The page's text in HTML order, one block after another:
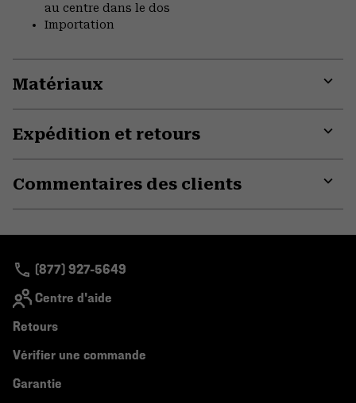
au centre dans le dos
Importation
Matériaux
Expédition et retours
Commentaires des clients
(877) 927-5649
Centre d'aide
Retours
Vérifier une commande
Garantie